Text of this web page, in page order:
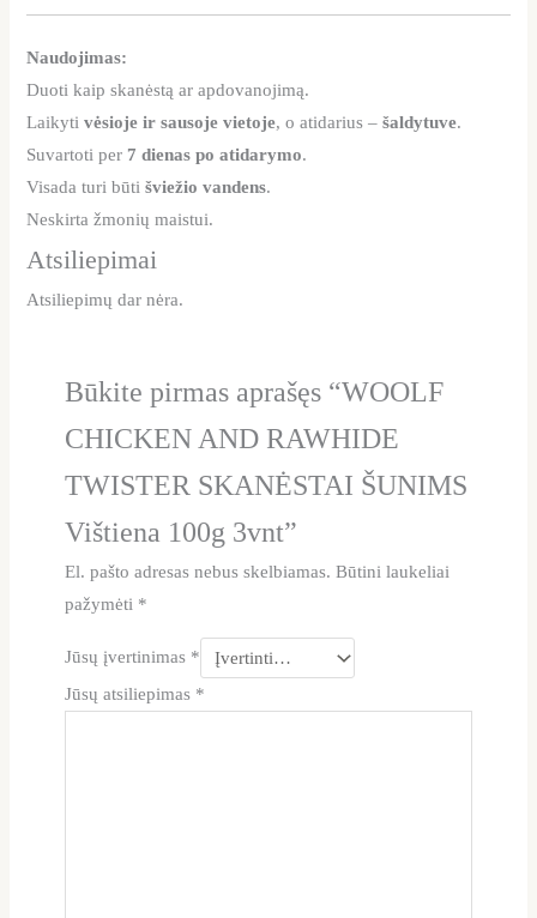
Naudojimas:
Duoti kaip skanėstą ar apdovanojimą.
Laikytivėsioje ir sausoje vietoje, o atidarius –šaldytuve.
Suvartoti per 7 dienas po atidarymo.
Visada turi būtišviežio vandens.
Neskirta žmonių maistui.
Atsiliepimai
Atsiliepimų dar nėra.
Būkite pirmas aprašęs “WOOLF
CHICKEN AND RAWHIDE
TWISTER SKANĖSTAI ŠUNIMS
Vištiena 100g 3vnt”
El. pašto adresas nebus skelbiamas. Būtini laukeliai
pažymėti *
Jūsų įvertinimas *
Jūsų atsiliepimas *